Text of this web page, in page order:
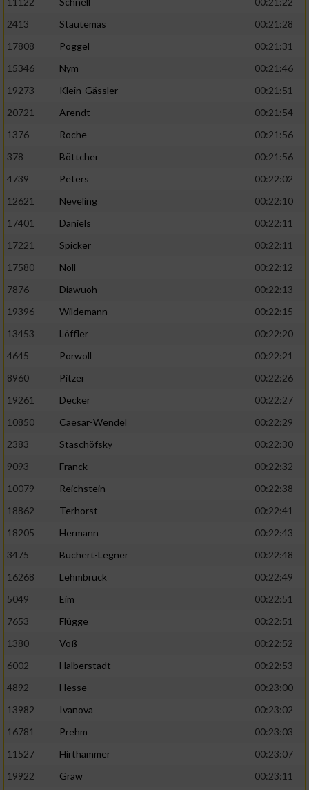
2413
Stautemas
00:21:28
17808
Poggel
00:21:31
15346
Nym
00:21:46
19273
Klein-Gässler
00:21:51
20721
Arendt
00:21:54
1376
Roche
00:21:56
378
Böttcher
00:21:56
4739
Peters
00:22:02
12621
Neveling
00:22:10
17401
Daniels
00:22:11
17221
Spicker
00:22:11
17580
Noll
00:22:12
7876
Diawuoh
00:22:13
19396
Wildemann
00:22:15
13453
Löffler
00:22:20
4645
Porwoll
00:22:21
8960
Pitzer
00:22:26
19261
Decker
00:22:27
10850
Caesar-Wendel
00:22:29
2383
Staschöfsky
00:22:30
9093
Franck
00:22:32
10079
Reichstein
00:22:38
18862
Terhorst
00:22:41
18205
Hermann
00:22:43
3475
Buchert-Legner
00:22:48
16268
Lehmbruck
00:22:49
5049
Eim
00:22:51
7653
Flügge
00:22:51
1380
Voß
00:22:52
6002
Halberstadt
00:22:53
4892
Hesse
00:23:00
13982
Ivanova
00:23:02
16781
Prehm
00:23:03
11527
Hirthammer
00:23:07
19922
Graw
00:23:11